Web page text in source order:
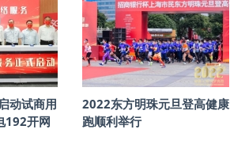
动试商用
192开网
2022东方明珠元旦登高健康
跑顺利举行